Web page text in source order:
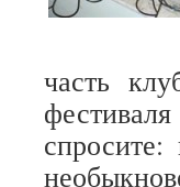
часть